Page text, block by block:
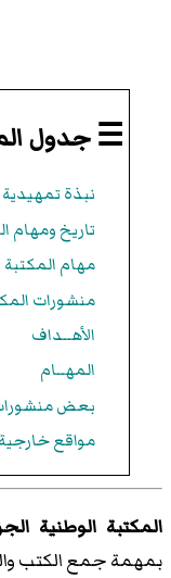
☰ جدول
نبذة تمهيدية
تاريخ ومهام
مهام المكتبة
منشورات
الأهــداف
المهــام
بعض
مواقع خارجية
المكتبة الوطنية
بمهمة جمع الكتب